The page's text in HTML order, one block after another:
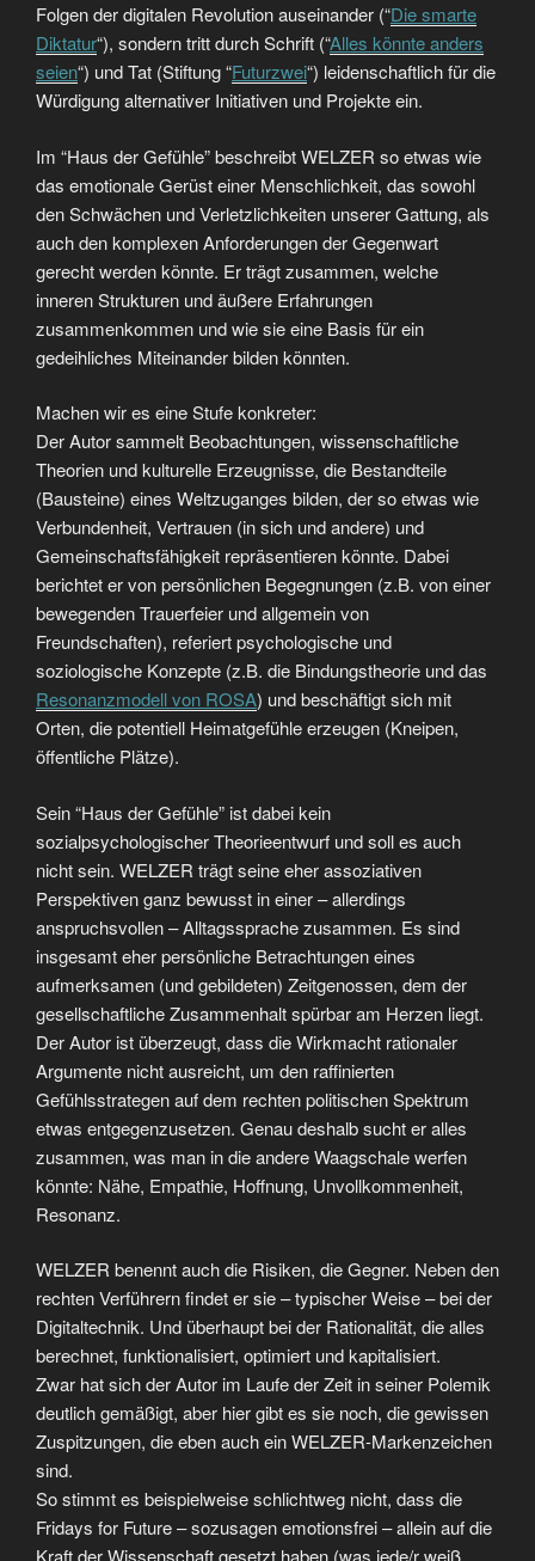
Folgen der digitalen Revolution auseinander (“Die smarte
Diktatur“), sondern tritt durch Schrift (“Alles könnte anders
seien“) und Tat (Stiftung “Futurzwei“) leidenschaftlich für die
Würdigung alternativer Initiativen und Projekte ein.
Im “Haus der Gefühle” beschreibt WELZER so etwas wie
das emotionale Gerüst einer Menschlichkeit, das sowohl
den Schwächen und Verletzlichkeiten unserer Gattung, als
auch den komplexen Anforderungen der Gegenwart
gerecht werden könnte. Er trägt zusammen, welche
inneren Strukturen und äußere Erfahrungen
zusammenkommen und wie sie eine Basis für ein
gedeihliches Miteinander bilden könnten.
Machen wir es eine Stufe konkreter:
Der Autor sammelt Beobachtungen, wissenschaftliche
Theorien und kulturelle Erzeugnisse, die Bestandteile
(Bausteine) eines Weltzuganges bilden, der so etwas wie
Verbundenheit, Vertrauen (in sich und andere) und
Gemeinschaftsfähigkeit repräsentieren könnte. Dabei
berichtet er von persönlichen Begegnungen (z.B. von einer
bewegenden Trauerfeier und allgemein von
Freundschaften), referiert psychologische und
soziologische Konzepte (z.B. die Bindungstheorie und das
Resonanzmodell von ROSA) und beschäftigt sich mit
Orten, die potentiell Heimatgefühle erzeugen (Kneipen,
öffentliche Plätze).
Sein “Haus der Gefühle” ist dabei kein
sozialpsychologischer Theorieentwurf und soll es auch
nicht sein. WELZER trägt seine eher assoziativen
Perspektiven ganz bewusst in einer – allerdings
anspruchsvollen – Alltagssprache zusammen. Es sind
insgesamt eher persönliche Betrachtungen eines
aufmerksamen (und gebildeten) Zeitgenossen, dem der
gesellschaftliche Zusammenhalt spürbar am Herzen liegt.
Der Autor ist überzeugt, dass die Wirkmacht rationaler
Argumente nicht ausreicht, um den raffinierten
Gefühlsstrategen auf dem rechten politischen Spektrum
etwas entgegenzusetzen. Genau deshalb sucht er alles
zusammen, was man in die andere Waagschale werfen
könnte: Nähe, Empathie, Hoffnung, Unvollkommenheit,
Resonanz.
WELZER benennt auch die Risiken, die Gegner. Neben den
rechten Verführern findet er sie – typischer Weise – bei der
Digitaltechnik. Und überhaupt bei der Rationalität, die alles
berechnet, funktionalisiert, optimiert und kapitalisiert.
Zwar hat sich der Autor im Laufe der Zeit in seiner Polemik
deutlich gemäßigt, aber hier gibt es sie noch, die gewissen
Zuspitzungen, die eben auch ein WELZER-Markenzeichen
sind.
So stimmt es beispielweise schlichtweg nicht, dass die
Fridays for Future – sozusagen emotionsfrei – allein auf die
Kraft der Wissenschaft gesetzt haben (was jede/r weiß,